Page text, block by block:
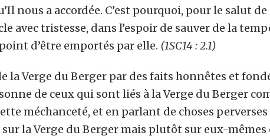
nous a accordée. C’est pourquoi, pour le salut
avec tristesse, dans l’espoir de sauver de la
d’être emportés par elle. (1SC14 : 2.1)
la Verge du Berger par des faits honnêtes et
de ceux qui sont liés à la Verge du Berger
méchanceté, et en parlant de choses perverses
la Verge du Berger mais plutôt sur eux-mêmes